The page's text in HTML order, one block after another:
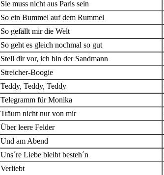
Sie muss nicht aus Paris sein
So ein Bummel auf dem Rummel
So gefällt mir die Welt
So geht es gleich nochmal so gut
Stell dir vor, ich bin der Sandmann
Streicher-Boogie
Teddy, Teddy, Teddy
Telegramm für Monika
Träum nicht nur von mir
Über leere Felder
Und am Abend
Uns´re Liebe bleibt besteh´n
Verliebt